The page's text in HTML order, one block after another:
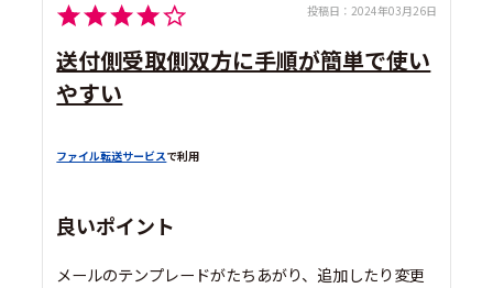
投稿日： 2024年03月26日
送付側受取側双方に手順が簡単で使い
やすい
ファイル転送サービスで利用
良いポイント
メールのテンプレードがたちあがり、追加したり変更